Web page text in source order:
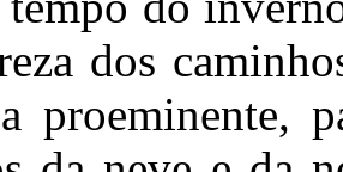
dos
proeminente,